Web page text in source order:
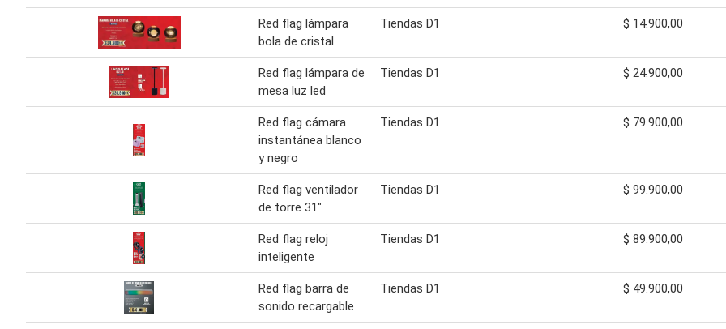
Red flag lámpara
bola de cristal
Tiendas D1 $ 14.900,00
Red flag lámpara de
mesa luz led
Tiendas D1 $ 24.900,00
Red flag cámara
instantánea blanco
y negro
Tiendas D1 $ 79.900,00
Red flag ventilador
de torre 31"
Tiendas D1 $ 99.900,00
Red flag reloj
inteligente
Tiendas D1 $ 89.900,00
Red flag barra de
sonido recargable
Tiendas D1 $ 49.900,00